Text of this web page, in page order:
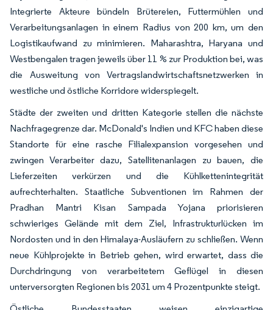
Integrierte Akteure bündeln Brütereien, Futtermühlen und
Verarbeitungsanlagen in einem Radius von 200 km, um den
Logistikaufwand zu minimieren. Maharashtra, Haryana und
Westbengalen tragen jeweils über 11 % zur Produktion bei, was
die Ausweitung von Vertragslandwirtschaftsnetzwerken in
westliche und östliche Korridore widerspiegelt.
Städte der zweiten und dritten Kategorie stellen die nächste
Nachfragegrenze dar. McDonald's Indien und KFC haben diese
Standorte für eine rasche Filialexpansion vorgesehen und
zwingen Verarbeiter dazu, Satellitenanlagen zu bauen, die
Lieferzeiten verkürzen und die Kühlkettenintegrität
aufrechterhalten. Staatliche Subventionen im Rahmen der
Pradhan Mantri Kisan Sampada Yojana priorisieren
schwieriges Gelände mit dem Ziel, Infrastrukturlücken im
Nordosten und in den Himalaya-Ausläufern zu schließen. Wenn
neue Kühlprojekte in Betrieb gehen, wird erwartet, dass die
Durchdringung von verarbeitetem Geflügel in diesen
unterversorgten Regionen bis 2031 um 4 Prozentpunkte steigt.